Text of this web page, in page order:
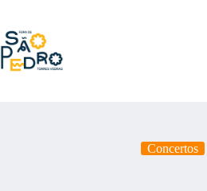
o
conteúdo
Concertos